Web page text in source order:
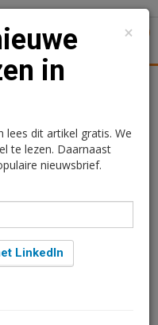
in
om 09:39
weken nieuwe
×
in
lees dit artikel gratis. We
te lezen. Daarnaast
nieuwsbrief.
LinkedIn